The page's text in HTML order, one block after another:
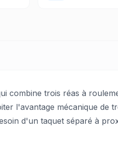
combine trois réas à
l'avantage mécanique de
d'un taquet séparé à